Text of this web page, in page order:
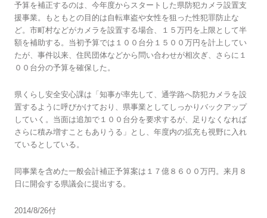
予算を補正するのは、今年度からスタートした県防犯カメラ設置支
援事業。もともとの目的は自転車盗や女性を狙った性犯罪防止な
ど。市町村などがカメラを設置する場合、１５万円を上限として半
額を補助する。当初予算では１００台分１５００万円を計上してい
たが、事件以来、住民団体などから問い合わせが相次ぎ、さらに１
００台分の予算を確保した。
県くらし安全安心課は「知事が率先して、通学路へ防犯カメラを設
置するように呼びかけており、県事業としてしっかりバックアップ
していく。当面は追加で１００台分を要求するが、足りなくなれば
さらに積み増すこともありうる」とし、年度内の拡充も視野に入れ
ているとしている。
同事業を含めた一般会計補正予算案は１７億８６００万円。来月８
日に開会する県議会に提出する。
2014/8/26付